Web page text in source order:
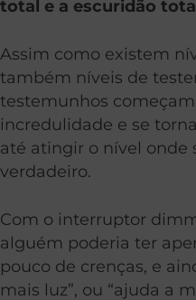
total e a escuridão
Assim como existem
também níveis de
testemunhos
incredulidade e se
até atingir o nível onde
verdadeiro.
Com o interruptor
alguém poderia ter
pouco de crenças, e
mais luz”, ou “ajuda a